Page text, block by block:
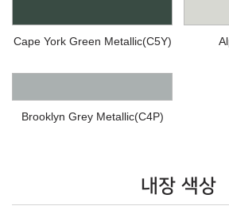
Cape York Green Metallic(C5Y)
Brooklyn Grey Metallic(C4P)
내장 색상